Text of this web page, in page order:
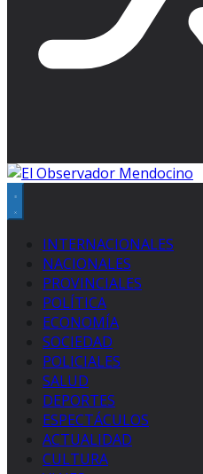
INTERNACIONALES
NACIONALES
PROVINCIALES
POLÍTICA
ECONOMÍA
SOCIEDAD
POLICIALES
SALUD
DEPORTES
ESPECTÁCULOS
ACTUALIDAD
CULTURA